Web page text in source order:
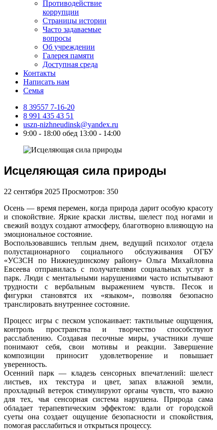
Противодействие
коррупции
Страницы истории
Часто задаваемые
вопросы
Об учреждении
Галерея памяти
Доступная среда
Контакты
Написать нам
Семья
8 39557 7-16-20
8 991 435 43 51
uszn-nizhneudinsk@yandex.ru
9:00 - 18:00 обед 13:00 - 14:00
Исцеляющая сила природы
22 сентября 2025 Просмотров: 350
Осень — время перемен, когда природа дарит особую красоту
и спокойствие. Яркие краски листвы, шелест под ногами и
свежий воздух создают атмосферу, благотворно влияющую на
эмоциональное состояние.
Воспользовавшись теплым днем, ведущий психолог отдела
полустационарного социального обслуживания ОГБУ
«УСЗСН по Нижнеудинскому району» Ольга Михайловна
Евсеева отправилась с получателями социальных услуг в
парк. Люди с ментальными нарушениями часто испытывают
трудности с вербальным выражением чувств. Песок и
фигурки становятся их «языком», позволяя безопасно
транслировать внутреннее состояние.
Процесс игры с песком успокаивает: тактильные ощущения,
контроль пространства и творчество способствуют
расслаблению. Создавая песочные миры, участники лучше
понимают себя, свои мотивы и реакции. Завершение
композиции приносит удовлетворение и повышает
уверенность.
Осенний парк — кладезь сенсорных впечатлений: шелест
листьев, их текстура и цвет, запах влажной земли,
прохладный ветерок стимулируют органы чувств, что важно
для тех, чья сенсорная система нарушена. Природа сама
обладает терапевтическим эффектом: вдали от городской
суеты она создает ощущение безопасности и спокойствия,
помогая расслабиться и открыться процессу.